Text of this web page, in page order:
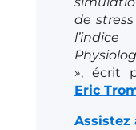
de
», écrit
Eric
Assistez